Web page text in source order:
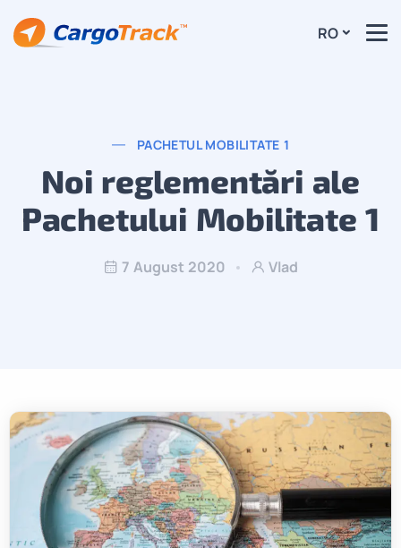
RO
PACHETUL MOBILITATE 1
Noi reglementări ale
Pachetului Mobilitate 1
7 August 2020 Vlad